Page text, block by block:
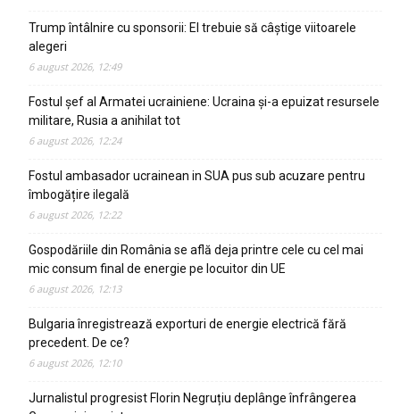
Trump întâlnire cu sponsorii: El trebuie să câștige viitoarele
alegeri
6 august 2026, 12:49
Fostul șef al Armatei ucrainiene: Ucraina și-a epuizat resursele
militare, Rusia a anihilat tot
6 august 2026, 12:24
Fostul ambasador ucrainean in SUA pus sub acuzare pentru
îmbogățire ilegală
6 august 2026, 12:22
Gospodăriile din România se află deja printre cele cu cel mai
mic consum final de energie pe locuitor din UE
6 august 2026, 12:13
Bulgaria înregistrează exporturi de energie electrică fără
precedent. De ce?
6 august 2026, 12:10
Jurnalistul progresist Florin Negruțiu deplânge înfrângerea